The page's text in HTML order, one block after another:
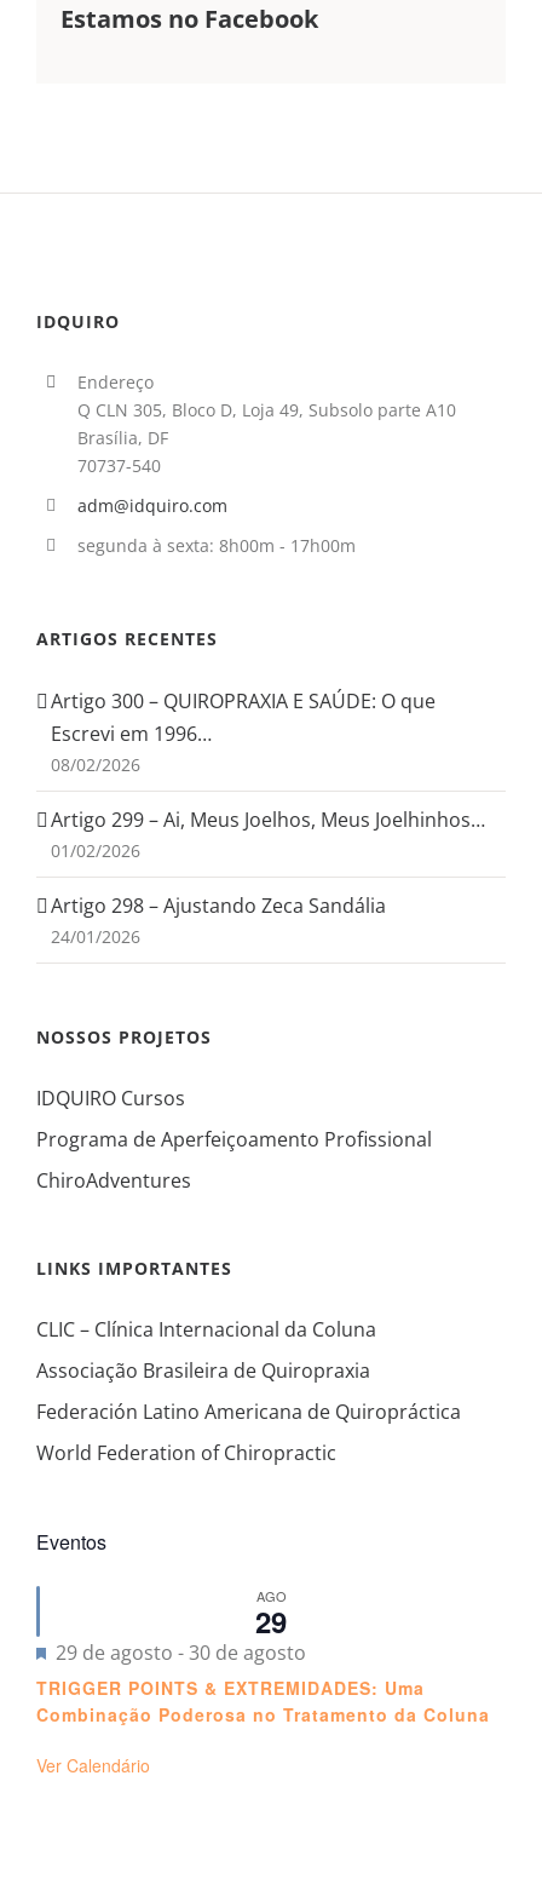
Estamos no Facebook
IDQUIRO
Endereço
Q CLN 305, Bloco D, Loja 49, Subsolo parte A10
Brasília, DF
70737-540
adm@idquiro.com
segunda à sexta: 8h00m - 17h00m
ARTIGOS RECENTES
Artigo 300 – QUIROPRAXIA E SAÚDE: O que
Escrevi em 1996…
08/02/2026
Artigo 299 – Ai, Meus Joelhos, Meus Joelhinhos…
01/02/2026
Artigo 298 – Ajustando Zeca Sandália
24/01/2026
NOSSOS PROJETOS
IDQUIRO Cursos
Programa de Aperfeiçoamento Profissional
ChiroAdventures
LINKS IMPORTANTES
CLIC – Clínica Internacional da Coluna
Associação Brasileira de Quiropraxia
Federación Latino Americana de Quiropráctica
World Federation of Chiropractic
Eventos
AGO
29
Destacado
29 de agosto -30 de agosto
TRIGGER POINTS & EXTREMIDADES: Uma
Combinação Poderosa no Tratamento da Coluna
Ver Calendário